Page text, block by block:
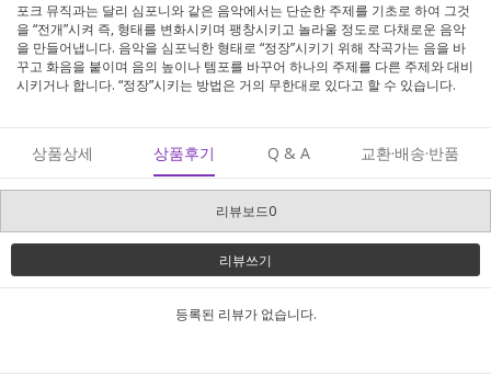
포크 뮤직과는 달리 심포니와 같은 음악에서는 단순한 주제를 기초로 하여 그것
을 “전개”시켜 즉, 형태를 변화시키며 팽창시키고 놀라울 정도로 다채로운 음악
을 만들어냅니다. 음악을 심포닉한 형태로 “정장”시키기 위해 작곡가는 음을 바
꾸고 화음을 붙이며 음의 높이나 템포를 바꾸어 하나의 주제를 다른 주제와 대비
시키거나 합니다. “정장”시키는 방법은 거의 무한대로 있다고 할 수 있습니다.
상품상세 상품후기 Q & A 교환·배송·반품
리뷰보드0
리뷰쓰기
등록된 리뷰가 없습니다.